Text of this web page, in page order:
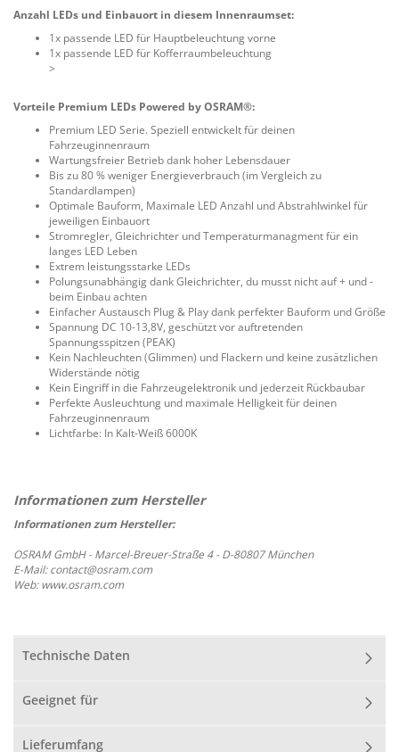
Anzahl LEDs und Einbauort in diesem Innenraumset:
1x passende LED für Hauptbeleuchtung vorne
1x passende LED für Kofferraumbeleuchtung
>
Vorteile Premium LEDs Powered by OSRAM®:
Premium LED Serie. Speziell entwickelt für deinen
Fahrzeuginnenraum
Wartungsfreier Betrieb dank hoher Lebensdauer
Bis zu 80 % weniger Energieverbrauch (im Vergleich zu
Standardlampen)
Optimale Bauform, Maximale LED Anzahl und Abstrahlwinkel für
jeweiligen Einbauort
Stromregler, Gleichrichter und Temperaturmanagment für ein
langes LED Leben
Extrem leistungsstarke LEDs
Polungsunabhängig dank Gleichrichter, du musst nicht auf + und -
beim Einbau achten
Einfacher Austausch Plug & Play dank perfekter Bauform und Größe
Spannung DC 10-13,8V, geschützt vor auftretenden
Spannungsspitzen (PEAK)
Kein Nachleuchten (Glimmen) und Flackern und keine zusätzlichen
Widerstände nötig
Kein Eingriff in die Fahrzeugelektronik und jederzeit Rückbaubar
Perfekte Ausleuchtung und maximale Helligkeit für deinen
Fahrzeuginnenraum
Lichtfarbe: In Kalt-Weiß 6000K
Informationen zum Hersteller:
OSRAM GmbH - Marcel-Breuer-Straße 4 - D-80807 München
E-Mail: contact@osram.com
Web: www.osram.com
Technische Daten
Geeignet für
Lieferumfang